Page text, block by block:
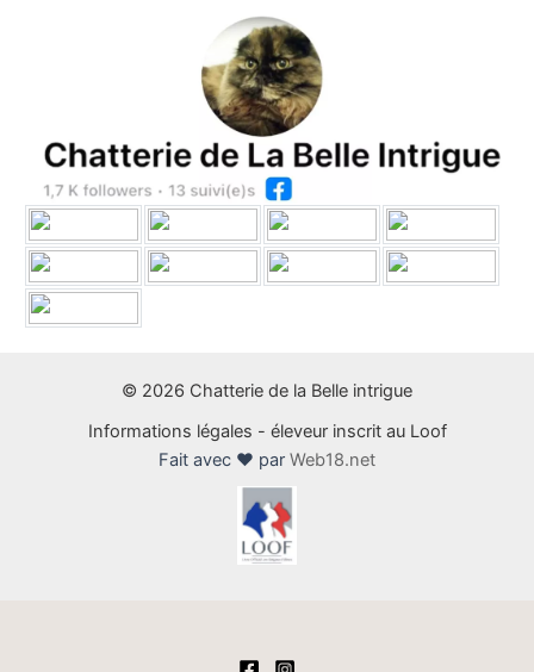
© 2026 Chatterie de la Belle intrigue
Informations légales - éleveur inscrit au Loof
Fait avec ❤ par Web18.net